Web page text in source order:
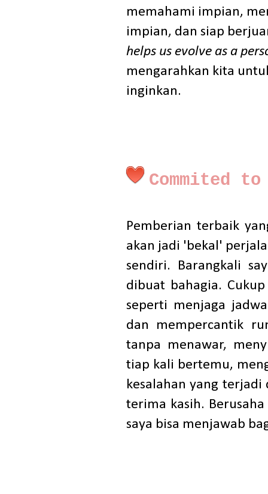
memahami impian,
impian, dan siap
helps us evolve as a
mengarahkan kita
inginkan.
Commited
Pemberian terbaik
akan jadi 'bekal'
sendiri. Barangkali
dibuat bahagia.
seperti menjaga
dan mempercantik
tanpa menawar,
tiap kali bertemu,
kesalahan yang
terima kasih.
saya bisa menjawab